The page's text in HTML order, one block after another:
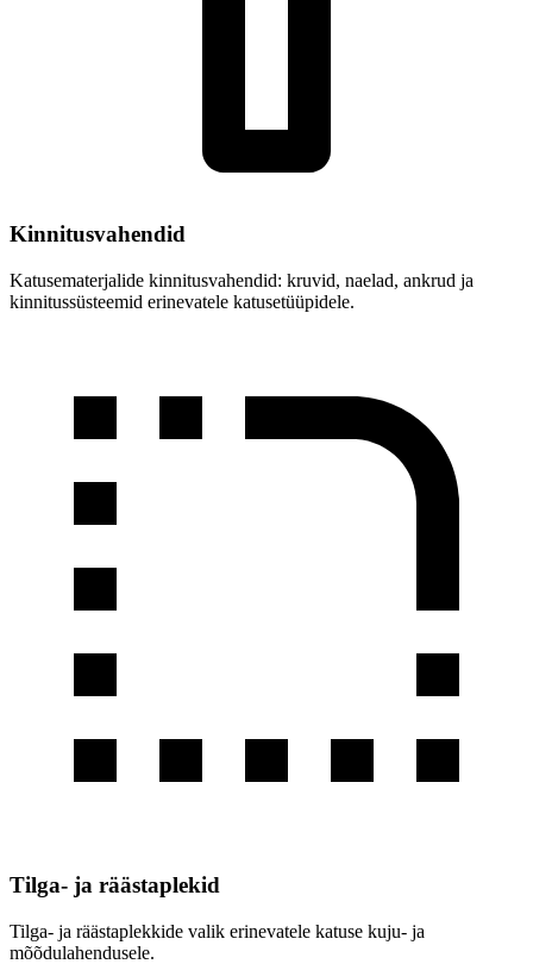
Kinnitusvahendid
Katusematerjalide kinnitusvahendid: kruvid, naelad, ankrud ja
kinnitussüsteemid erinevatele katusetüüpidele.
Tilga- ja räästaplekid
Tilga- ja räästaplekkide valik erinevatele katuse kuju- ja
mõõdulahendusele.